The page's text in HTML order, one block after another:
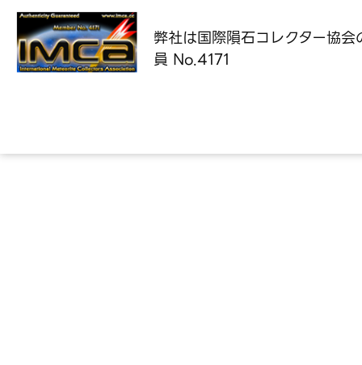
弊社は国際隕石コレクター協会
員 No.4171